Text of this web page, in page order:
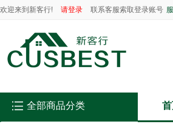
欢迎来到新客行! 请登录 联系客服索取登录账号
全部商品分类